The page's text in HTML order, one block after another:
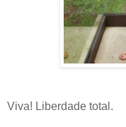
Viva! Liberdade total.